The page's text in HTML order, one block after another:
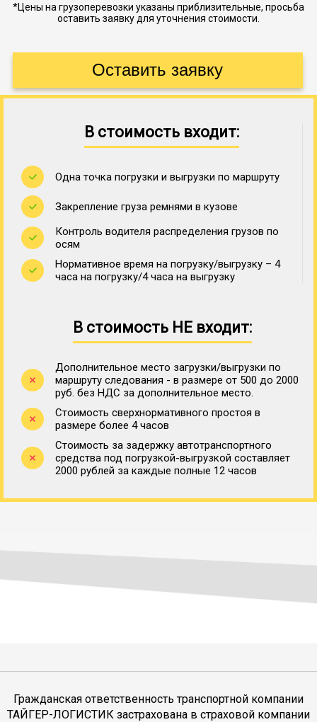
*Цены на грузоперевозки указаны приблизительные, просьба
оставить заявку для уточнения стоимости.
В стоимость входит:
Одна точка погрузки и выгрузки по маршруту
Закрепление груза ремнями в кузове
Контроль водителя распределения грузов по
осям
Нормативное время на погрузку/выгрузку – 4
часа на погрузку/4 часа на выгрузку
В стоимость НЕ входит:
Дополнительное место загрузки/выгрузки по
маршруту следования - в размере от 500 до 2000
руб. без НДС за дополнительное место.
Стоимость сверхнормативного простоя в
размере более 4 часов
Стоимость за задержку автотранспортного
средства под погрузкой-выгрузкой составляет
2000 рублей за каждые полные 12 часов
Гражданская ответственность транспортной компании
ТАЙГЕР-ЛОГИСТИК застрахована в страховой компании